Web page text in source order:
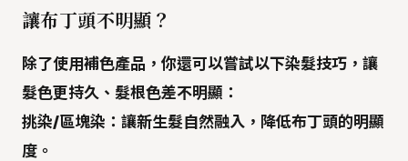
讓布丁頭不明顯？
除了使用補色產品，你還可以嘗試以下染髮技巧，讓
髮色更持久、髮根色差不明顯：
挑染/區塊染 ：讓新生髮自然融入，降低布丁頭的明顯
度。